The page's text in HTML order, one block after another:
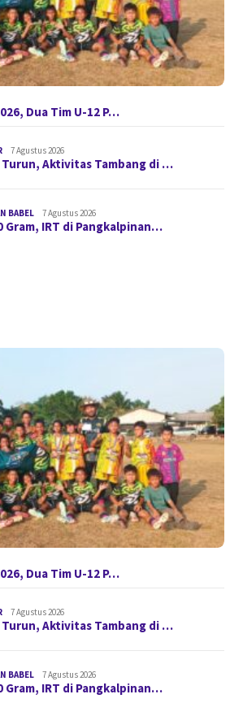
Dua Tim U-12 P…
7 Agustus 2026
Turun, Aktivitas Tambang di …
BABEL 7 Agustus 2026
Gram, IRT di Pangkalpinan…
Dua Tim U-12 P…
7 Agustus 2026
Turun, Aktivitas Tambang di …
BABEL 7 Agustus 2026
Gram, IRT di Pangkalpinan…